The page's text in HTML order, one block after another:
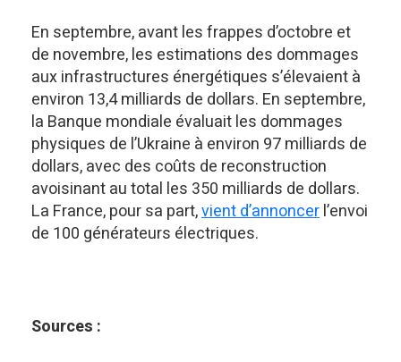
En septembre, avant les frappes d’octobre et
de novembre, les estimations des dommages
aux infrastructures énergétiques s’élevaient à
environ 13,4 milliards de dollars. En septembre,
la Banque mondiale évaluait les dommages
physiques de l’Ukraine à environ 97 milliards de
dollars, avec des coûts de reconstruction
avoisinant au total les 350 milliards de dollars.
La France, pour sa part,vient d’annoncerl’envoi
de 100 générateurs électriques.
Sources :